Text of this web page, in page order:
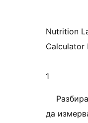
Nutrition
Calculator
1
да